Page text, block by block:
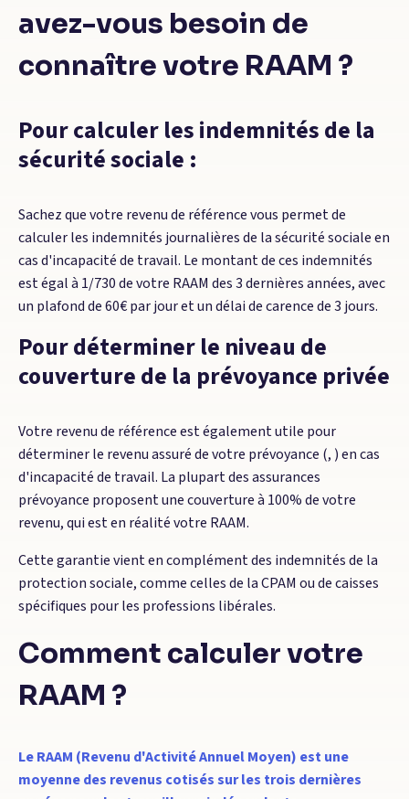
avez-vous besoin de
connaître votre RAAM ?
Pour calculer les indemnités de la
sécurité sociale :
Sachez que votre revenu de référence vous permet de
calculer les indemnités journalières de la sécurité sociale en
cas d'incapacité de travail. Le montant de ces indemnités
est égal à 1/730 de votre RAAM des 3 dernières années, avec
un plafond de 60€ par jour et un délai de carence de 3 jours.
Pour déterminer le niveau de
couverture de la prévoyance privée
Votre revenu de référence est également utile pour
déterminer le revenu assuré de votre prévoyance (, ) en cas
d'incapacité de travail. La plupart des assurances
prévoyance proposent une couverture à 100% de votre
revenu, qui est en réalité votre RAAM.
Cette garantie vient en complément des indemnités de la
protection sociale, comme celles de la CPAM ou de caisses
spécifiques pour les professions libérales.
Comment calculer votre
RAAM ?
Le RAAM (Revenu d'Activité Annuel Moyen) est une
moyenne des revenus cotisés sur les trois dernières